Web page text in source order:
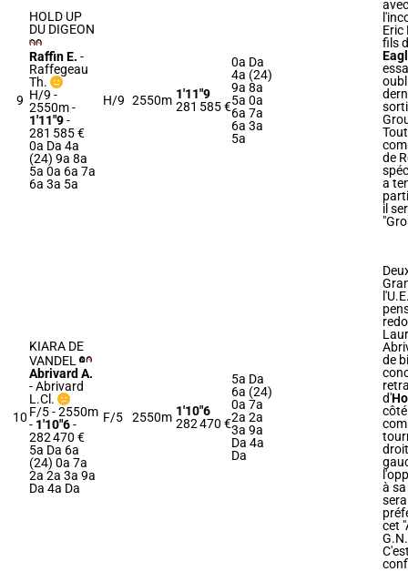
9
HOLD UP
DU DIGEON
Raffin E. -
Raffegeau
Th.
H/9 -
2550m-
1'11"9-
281 585 €
0a Da 4a
(24) 9a 8a
5a 0a 6a 7a
6a 3a 5a
H/9 2550m 1'11"9
281 585 €
0a Da
4a (24)
9a 8a
5a 0a
6a 7a
6a 3a
5a
avec
Eric
fils
de
a
il
10
KIARA DE
VANDEL
Abrivard A.
-Abrivard
L.Cl.
F/5 - 2550m
- 1'10"6-
282 470 €
5a Da 6a
(24) 0a 7a
2a 2a 3a 9a
Da 4a Da
F/5 2550m 1'10"6
282 470 €
5a Da
6a (24)
0a 7a
2a 2a
3a 9a
Da 4a
Da
de
d'
à
cet